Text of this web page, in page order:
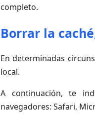
completo.
Borrar la
En determinadas
local.
A continuación, te
navegadores: Safari,